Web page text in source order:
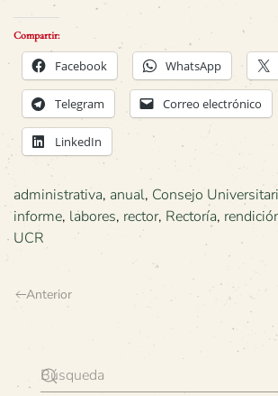
Compartir:
Facebook WhatsApp
Telegram Correo electrónico
LinkedIn
administrativa, anual, Consejo
informe, labores, rector, Rectoría,
UCR
Anterior